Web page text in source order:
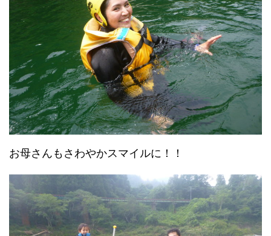
お母さんもさわやかスマイルに！！